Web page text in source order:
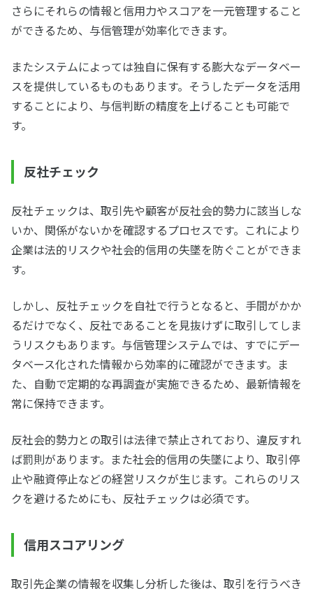
さらにそれらの情報と信用力やスコアを一元管理すること
ができるため、与信管理が効率化できます。
またシステムによっては独自に保有する膨大なデータベー
スを提供しているものもあります。そうしたデータを活用
することにより、与信判断の精度を上げることも可能で
す。
反社チェック
反社チェックは、取引先や顧客が反社会的勢力に該当しな
いか、関係がないかを確認するプロセスです。これにより
企業は法的リスクや社会的信用の失墜を防ぐことができま
す。
しかし、反社チェックを自社で行うとなると、手間がかか
るだけでなく、反社であることを見抜けずに取引してしま
うリスクもあります。与信管理システムでは、すでにデー
タベース化された情報から効率的に確認ができます。ま
た、自動で定期的な再調査が実施できるため、最新情報を
常に保持できます。
反社会的勢力との取引は法律で禁止されており、違反すれ
ば罰則があります。また社会的信用の失墜により、取引停
止や融資停止などの経営リスクが生じます。これらのリス
クを避けるためにも、反社チェックは必須です。
信用スコアリング
取引先企業の情報を収集し分析した後は、取引を行うべき